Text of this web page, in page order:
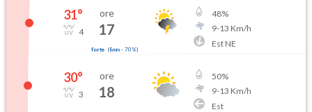
31°
4
ore
17
forte (8mm- 70 %)
48%
9-13 Km/h
Est NE
30°
3
ore
18
50%
9-13 Km/h
Est